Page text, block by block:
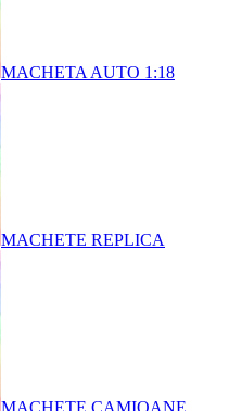
MACHETA AUTO 1:18
MACHETE REPLICA
MACHETE CAMIOANE